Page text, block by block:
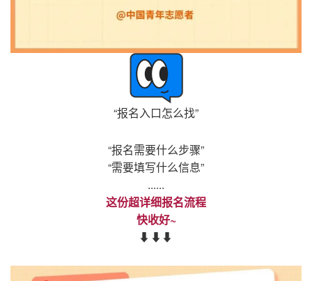
“报名入口怎么找”
“报名需要什么步骤”
“需要填写什么信息”
......
这份超详细报名流程
快收好~
⬇⬇⬇